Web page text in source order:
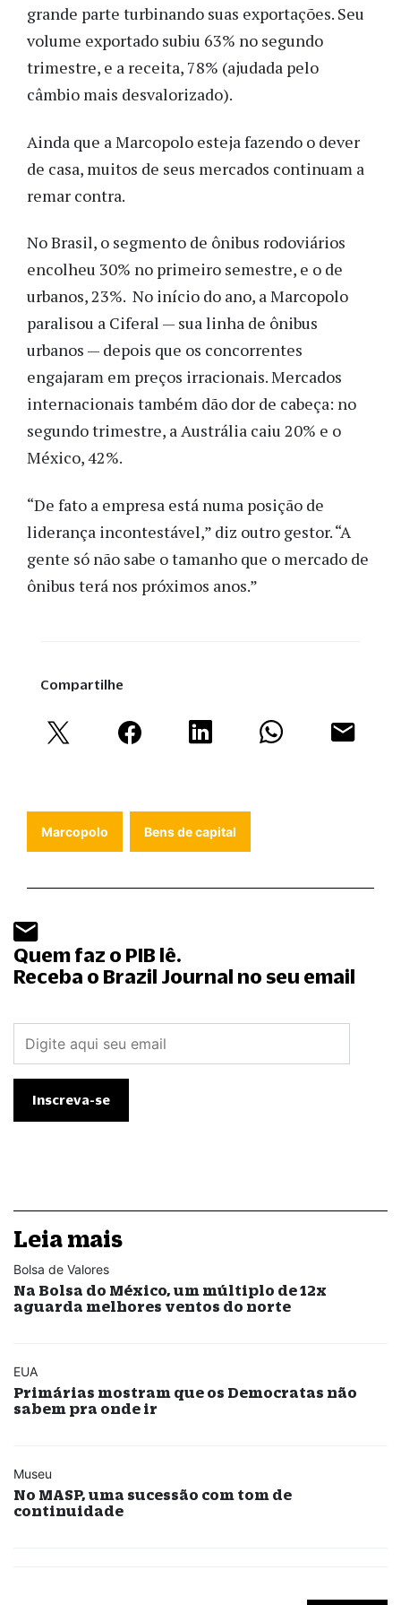
grande parte turbinando suas exportações. Seu
volume exportado subiu 63% no segundo
trimestre, e a receita, 78% (ajudada pelo
câmbio mais desvalorizado).
Ainda que a Marcopolo esteja fazendo o dever
de casa, muitos de seus mercados continuam a
remar contra.
No Brasil, o segmento de ônibus rodoviários
encolheu 30% no primeiro semestre, e o de
urbanos, 23%. No início do ano, a Marcopolo
paralisou a Ciferal — sua linha de ônibus
urbanos — depois que os concorrentes
engajaram em preços irracionais. Mercados
internacionais também dão dor de cabeça: no
segundo trimestre, a Austrália caiu 20% e o
México, 42%.
“De fato a empresa está numa posição de
liderança incontestável,” diz outro gestor. “A
gente só não sabe o tamanho que o mercado de
ônibus terá nos próximos anos.”
Compartilhe
Marcopolo Bens de capital
Quem faz o PIB lê.
Receba o Brazil Journal no seu email
Leia mais
Bolsa de Valores
Na Bolsa do México, um múltiplo de 12x
aguarda melhores ventos do norte
EUA
Primárias mostram que os Democratas não
sabem pra onde ir
Museu
No MASP, uma sucessão com tom de
continuidade